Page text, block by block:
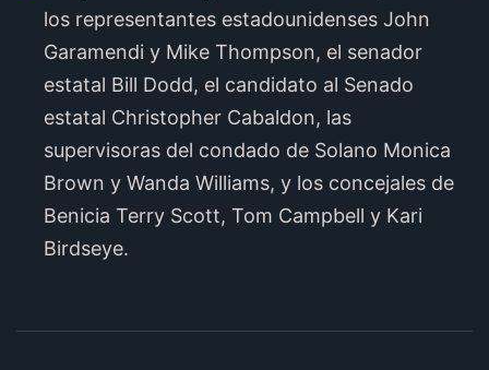
los representantes estadounidenses John
Garamendi y Mike Thompson, el senador
estatal Bill Dodd, el candidato al Senado
estatal Christopher Cabaldon, las
supervisoras del condado de Solano Monica
Brown y Wanda Williams, y los concejales de
Benicia Terry Scott, Tom Campbell y Kari
Birdseye.